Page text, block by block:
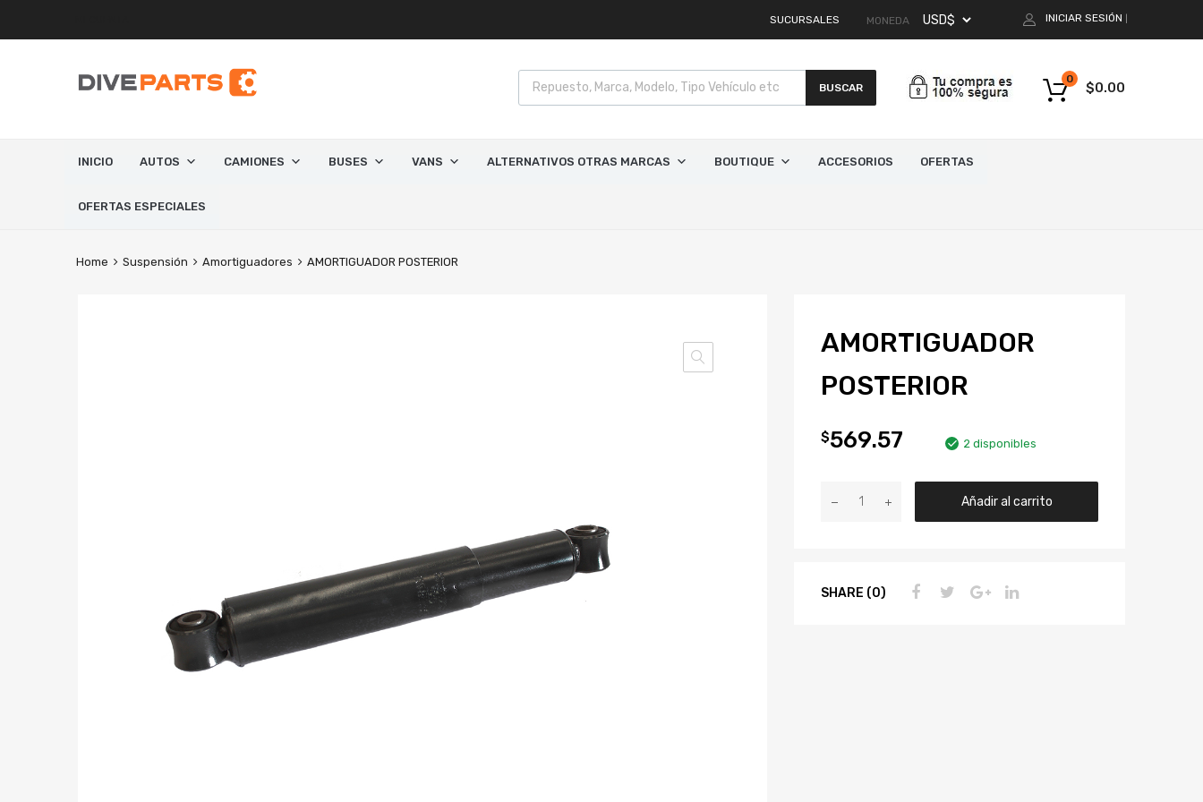
SUCURSALES MONEDA INICIAR SESIÓN
BUSCAR $0.00
0
INICIO AUTOS CAMIONES BUSES VANS ALTERNATIVOS OTRAS MARCAS BOUTIQUE ACCESORIOS OFERTAS
OFERTAS ESPECIALES
Home Suspensión Amortiguadores AMORTIGUADOR POSTERIOR
AMORTIGUADOR
POSTERIOR
$569.57 2 disponibles
Añadir al carrito
SHARE (0)